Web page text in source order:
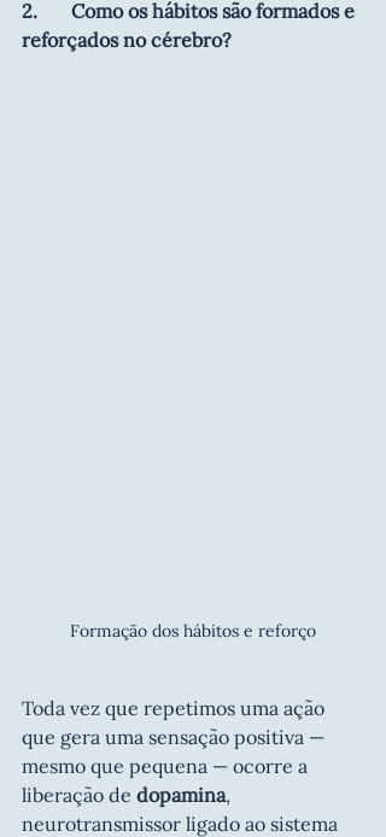
2.       Como os hábitos são formados e
reforçados no cérebro?
Formação dos hábitos e reforço
Toda vez que repetimos uma ação
que gera uma sensação positiva —
mesmo que pequena — ocorre a
liberação de dopamina,
neurotransmissor ligado ao sistema